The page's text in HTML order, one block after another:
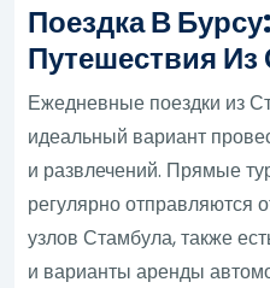
Поездка В
Путешествия Из
Ежедневные поездки из
идеальный вариант
и развлечений. Прямые
регулярно отправляются
узлов Стамбула, также
и варианты аренды